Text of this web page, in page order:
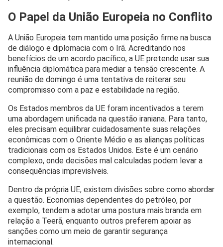
O Papel da União Europeia no Conflito
A União Europeia tem mantido uma posição firme na busca
de diálogo e diplomacia com o Irã. Acreditando nos
benefícios de um acordo pacífico, a UE pretende usar sua
influência diplomática para mediar a tensão crescente. A
reunião de domingo é uma tentativa de reiterar seu
compromisso com a paz e estabilidade na região.
Os Estados membros da UE foram incentivados a terem
uma abordagem unificada na questão iraniana. Para tanto,
eles precisam equilibrar cuidadosamente suas relações
econômicas com o Oriente Médio e as alianças políticas
tradicionais com os Estados Unidos. Este é um cenário
complexo, onde decisões mal calculadas podem levar a
consequências imprevisíveis.
Dentro da própria UE, existem divisões sobre como abordar
a questão. Economias dependentes do petróleo, por
exemplo, tendem a adotar uma postura mais branda em
relação a Teerã, enquanto outros preferem apoiar as
sanções como um meio de garantir segurança
internacional.